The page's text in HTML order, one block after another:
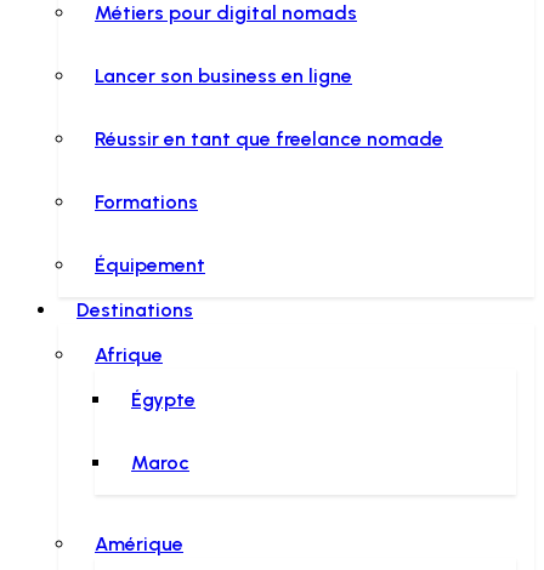
Métiers pour digital nomads
Lancer son business en ligne
Réussir en tant que freelance nomade
Formations
Équipement
Destinations
Afrique
Égypte
Maroc
Amérique